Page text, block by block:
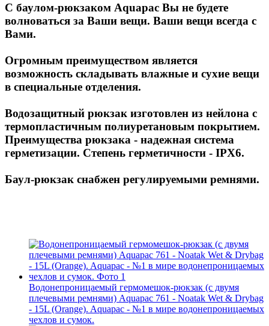
С баулом-рюкзаком Aquapac Вы не будете
волноваться за Ваши вещи. Ваши вещи всегда с
Вами.
Огромным преимуществом является
возможность складывать влажные и сухие вещи
в специальные отделения.
Водозащитный рюкзак изготовлен из нейлона с
термопластичным полиуретановым покрытием.
Преимущества рюкзака - надежная система
герметизации. Степень герметичности - IPX6.
Баул-рюкзак снабжен регулируемыми ремнями.
Водонепроницаемый гермомешок-рюкзак (с двумя
плечевыми ремнями) Aquapac 761 - Noatak Wet & Drybag
- 15L (Orange). Aquapac - №1 в мире водонепроницаемых
чехлов и сумок.